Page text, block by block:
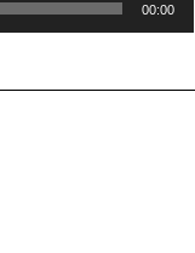
00:00